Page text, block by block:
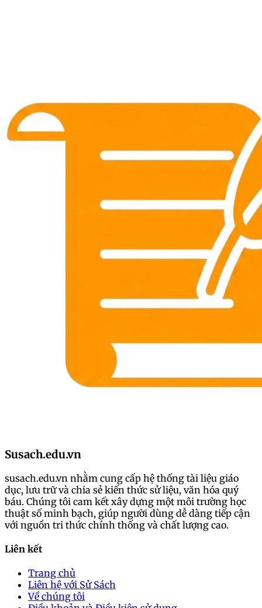
Susach.edu.vn
susach.edu.vn nhằm cung cấp hệ thống tài liệu giáo
dục, lưu trữ và chia sẻ kiến thức sử liệu, văn hóa quý
báu. Chúng tôi cam kết xây dựng một môi trường học
thuật số minh bạch, giúp người dùng dễ dàng tiếp cận
với nguồn tri thức chính thống và chất lượng cao.
Liên kết
Trang chủ
Liên hệ với Sử Sách
Về chúng tôi